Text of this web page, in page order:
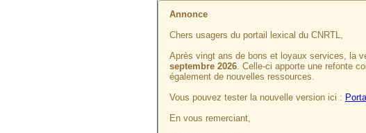
Annonce
Chers usagers du portail lexical du CNRTL,
Après vingt ans de bons et loyaux services, la
septembre 2026. Celle-ci apporte une refonte
également de nouvelles ressources.
Vous pouvez tester la nouvelle version ici :
En vous remerciant,